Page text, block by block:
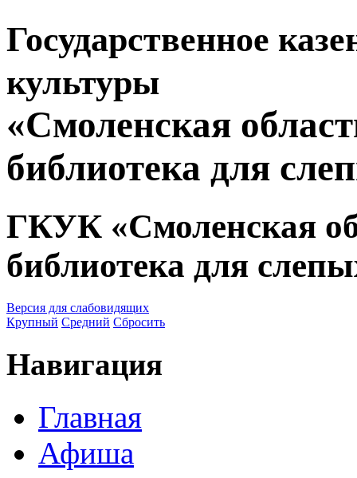
Государственное
культуры
«Смоленская
библиотека для
ГКУК «Смоленская
библиотека для
Версия для слабовидящих
Крупный Средний Сбросить
Навигация
Главная
Афиша